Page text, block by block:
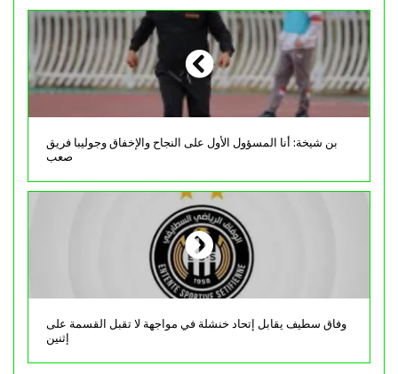
بن شيخة: أنا المسؤول الأول على النجاح والإخفاق وجوليبا فريق
صعب
وفاق سطيف يقابل إتحاد خنشلة في مواجهة لا تقبل القسمة على
إثنين